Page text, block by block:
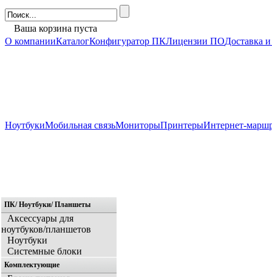
Ваша корзина пуста
О компанииКаталогКонфигуратор ПКЛицензии ПОДоставка
НоутбукиМобильная связьМониторыПринтерыИнтернет-
Главная
ПК/ Ноутбуки/ Планшеты
Аксессуары для
ноутбуков/планшетов
Ноутбуки
Системные блоки
Комплектующие